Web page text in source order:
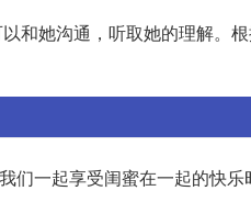
和她沟通，听取她的理解。
们一起享受闺蜜在一起的快